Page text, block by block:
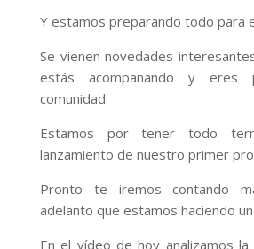
Y estamos preparando todo para
Se vienen novedades
estás acompañando y
comunidad.
Estamos por tener todo
lanzamiento de nuestro primer
Pronto te iremos contando
adelanto que estamos haciendo
En el vídeo de hoy analizamos la